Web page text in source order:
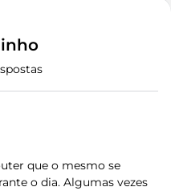
que o mesmo se
o dia. Algumas vezes